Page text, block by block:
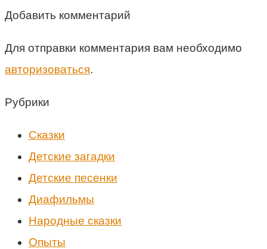
Добавить комментарий
Для отправки комментария вам необходимо
авторизоваться.
Рубрики
Cказки
Детские загадки
Детские песенки
Диафильмы
Народные сказки
Опыты